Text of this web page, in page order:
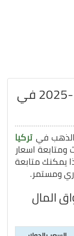
سعر الذهب بتاريخ 31-10-2025 في
في تركيا
ومتابعة اسعار
يمكنك متابعة
ومستمر.
المال